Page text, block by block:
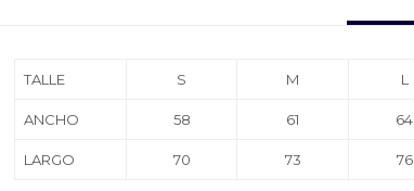
TALLE S M L
ANCHO 58 61 64
LARGO 70 73 76